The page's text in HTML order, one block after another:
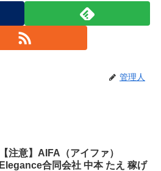
管理人
【注意】AIFA（アイファ）
Elegance合同会社 中本 たえ 稼げ